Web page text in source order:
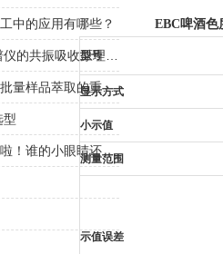
EBC啤酒色
型号
显示方式
小示值
测量范围
示值误差
中的应用有哪些？
正压样品前处理仪提高了批量样品萃取的重复性
型
行星式球磨仪小课堂开讲啦！谁的小眼睛还没看过来！